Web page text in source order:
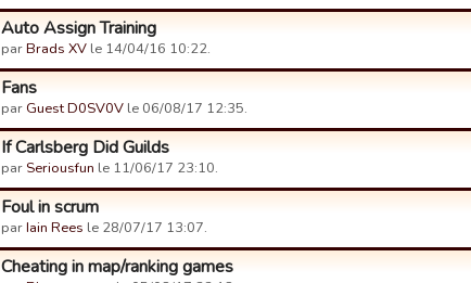
Auto Assign Training
parBrads XV le 14/04/16 10:22.
Fans
par Guest D0SV0V le 06/08/17 12:35.
If Carlsberg Did Guilds
par Seriousfun le 11/06/17 23:10.
Foul in scrum
parIain Rees le 28/07/17 13:07.
Cheating in map/ranking games